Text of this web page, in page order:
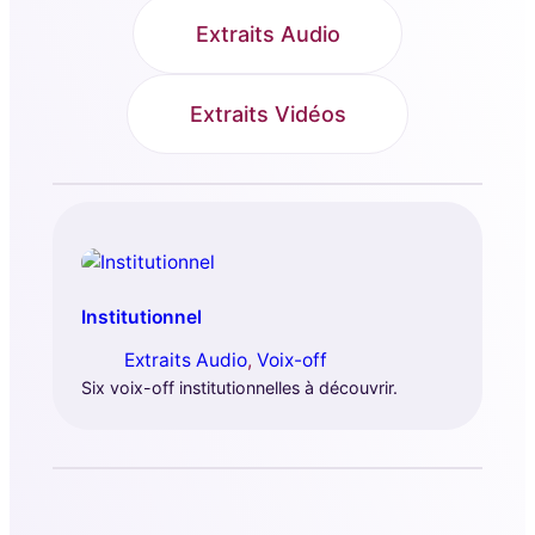
Extraits Audio
Extraits Vidéos
Institutionnel
Extraits Audio, Voix-off
Six voix-off institutionnelles à découvrir.